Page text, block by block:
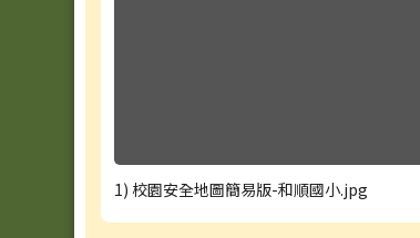
1) 校園安全地圖簡易版-和順國小.jpg